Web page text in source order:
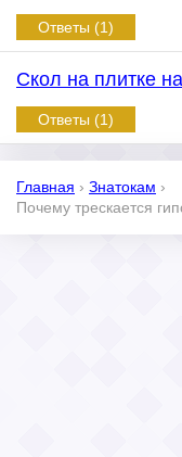
Ответы (1)
Скол на плитке
Ответы (1)
Главная › Знатокам ›
Почему трескается